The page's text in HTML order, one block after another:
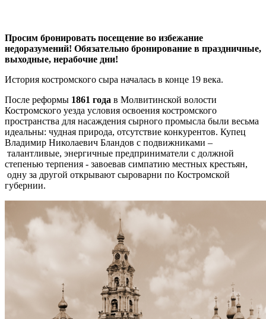
Просим бронировать посещение во избежание
недоразумений! Обязательно бронирование в праздничные,
выходные, нерабочие дни!
История костромского сыра началась в конце 19 века.
После реформы 1861 года в Молвитинской волости
Костромского уезда условия освоения костромского
пространства для насаждения сырного промысла были весьма
идеальны: чудная природа, отсутствие конкурентов. Купец
Владимир Николаевич Бландов с подвижниками –
талантливые, энергичные предприниматели с должной
степенью терпения - завоевав симпатию местных крестьян,
одну за другой открывают сыроварни по Костромской
губернии.